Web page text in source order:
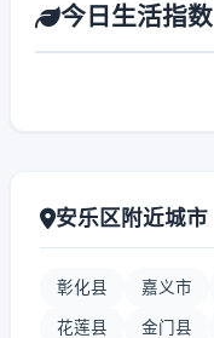
今日生活指数
安乐区附近城市
彰化县 嘉义市
花莲县 金门县